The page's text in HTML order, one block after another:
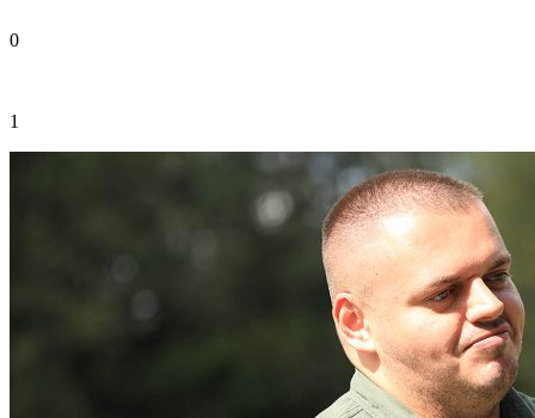
0
1